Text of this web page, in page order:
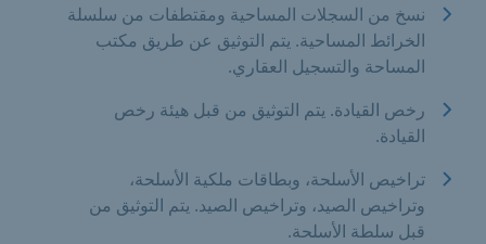
نسخ من السجلات المساحية ومقتطفات من سلسلة
الخرائط المساحية. يتم التوثيق عن طريق مكتب
المساحة والتسجيل العقاري.
رخص القيادة. يتم التوثيق من قبل هيئة رخص
القيادة.
تراخيص الأسلحة، وبطاقات ملكية الأسلحة،
وتراخيص الصيد، وتراخيص الصيد. يتم التوثيق من
قبل سلطة الأسلحة.